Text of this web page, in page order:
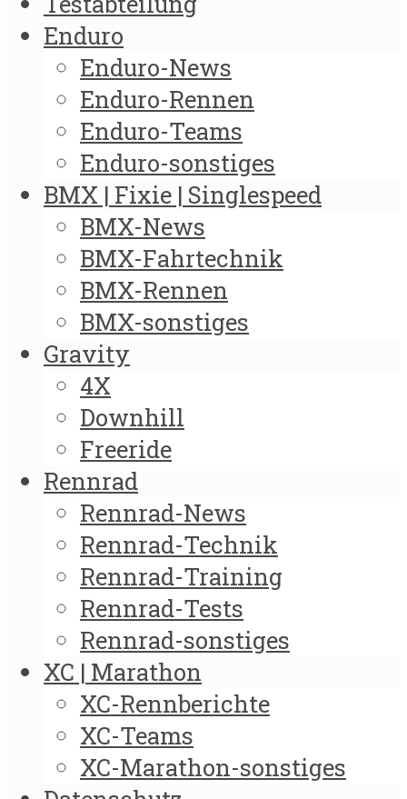
Enduro
Enduro-News
Enduro-Rennen
Enduro-Teams
Enduro-sonstiges
BMX | Fixie | Singlespeed
BMX-News
BMX-Fahrtechnik
BMX-Rennen
BMX-sonstiges
Gravity
4X
Downhill
Freeride
Rennrad
Rennrad-News
Rennrad-Technik
Rennrad-Training
Rennrad-Tests
Rennrad-sonstiges
XC | Marathon
XC-Rennberichte
XC-Teams
XC-Marathon-sonstiges